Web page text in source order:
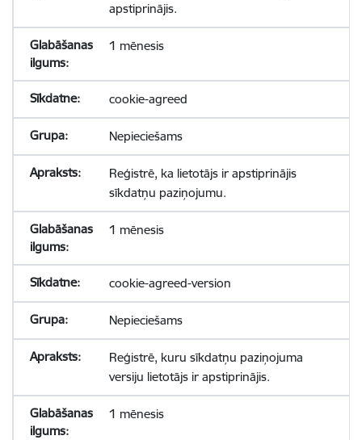
apstiprinājis.
1 mēnesis
cookie-agreed
Nepieciešams
Reģistrē, ka lietotājs ir apstiprinājis
sīkdatņu paziņojumu.
1 mēnesis
cookie-agreed-version
Nepieciešams
Reģistrē, kuru sīkdatņu paziņojuma
versiju lietotājs ir apstiprinājis.
1 mēnesis